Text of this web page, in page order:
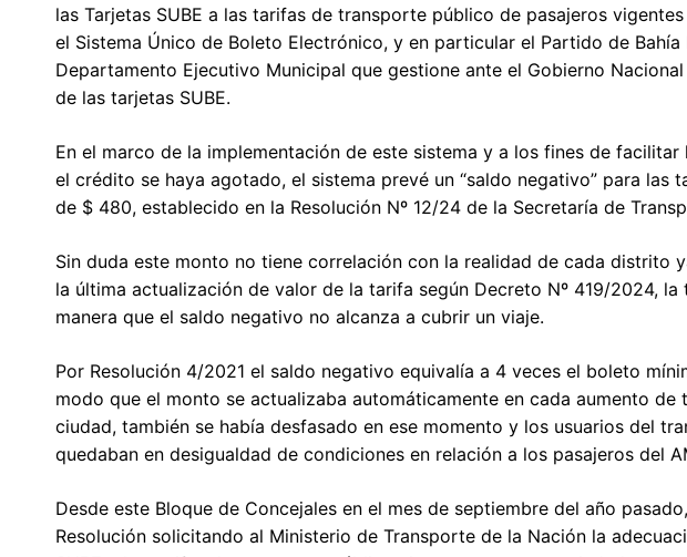
las Tarjetas SUBE a las tarifas de transporte público de pasajeros
el Sistema Único de Boleto Electrónico, y en particular el Partido de Bahía
Departamento Ejecutivo Municipal que gestione ante el Gobierno
de las tarjetas SUBE.
En el marco de la implementación de este sistema y a los fines de
el crédito se haya agotado, el sistema prevé un “saldo negativo” para las
de $ 480, establecido en la Resolución Nº 12/24 de la Secretaría de
Sin duda este monto no tiene correlación con la realidad de cada distrito
la última actualización de valor de la tarifa según Decreto Nº 419/2024,
manera que el saldo negativo no alcanza a cubrir un viaje.
Por Resolución 4/2021 el saldo negativo equivalía a 4 veces el boleto
modo que el monto se actualizaba automáticamente en cada aumento de
ciudad, también se había desfasado en ese momento y los usuarios del
quedaban en desigualdad de condiciones en relación a los pasajeros del
Desde este Bloque de Concejales en el mes de septiembre del año
Resolución solicitando al Ministerio de Transporte de la Nación la